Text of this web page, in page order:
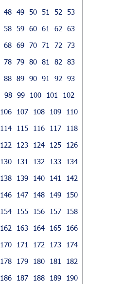
48 49 50 51 52
53
58 59 60 61 62
63
68 69 70 71 72
73
78 79 80 81 82
83
88 89 90 91 92
93
98 99 100 101
102
106 107 108 109
110
114 115 116 117
118
122 123 124 125
126
130 131 132 133
134
138 139 140 141
142
146 147 148 149
150
154 155 156 157
158
162 163 164 165
166
170 171 172 173
174
178 179 180 181
182
186 187 188 189
190